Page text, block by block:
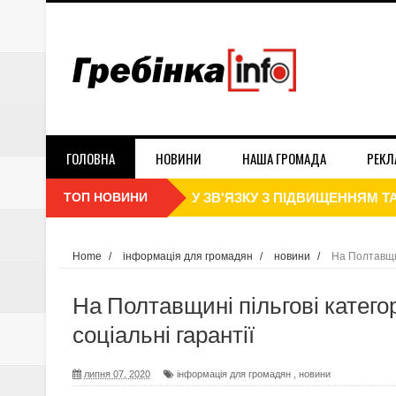
ГОЛОВНА НОВИНИ НАША ГРОМАДА
ТОП НОВИНИ З 25 СІЧНЯ ШКОЛИ ТА
ДЕНЬ СОБОРНОСТІ УКРАЇНИ
ПЛАТНИКИ ЄДИНОГО
Home / інформація для громадян / новини / На
На Полтавщині пільгові
соціальні гарантії
липня 07, 2020 інформація для громадян новини